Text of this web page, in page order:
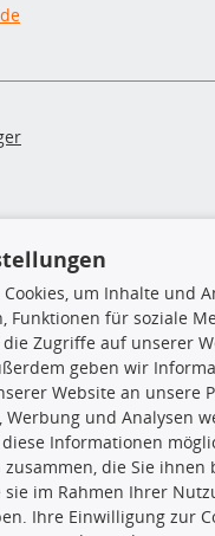
insbesondere die gesamte
Daten oder die gesamte
um Inhalte und
Funktionen für soziale
Zugriffe auf unserer
geben wir
Website an unsere
Werbung und Analysen
Informationen
die Sie ihnen
im Rahmen Ihrer
Ihre Einwilligung zur